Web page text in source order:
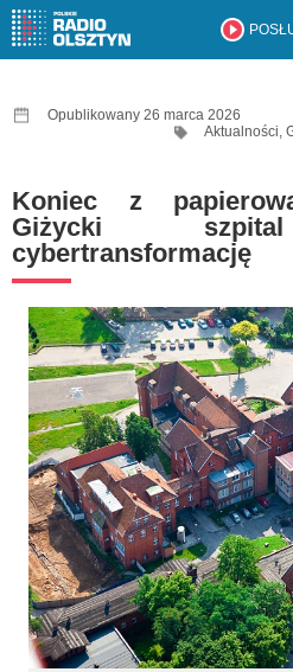
Opublikowany 26 marca 2026
Aktualności,
Koniec z
Giżycki
cybertransformację